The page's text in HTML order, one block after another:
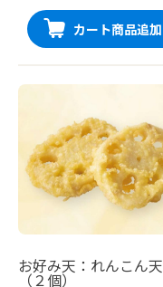
カート商品追加
お好み天：れんこん天
（２個）